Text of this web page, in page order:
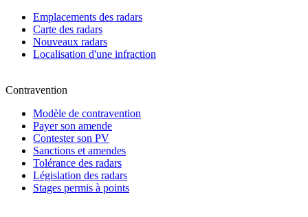
Emplacements des radars
Carte des radars
Nouveaux radars
Localisation d'une infraction
Contravention
Modèle de contravention
Payer son amende
Contester son PV
Sanctions et amendes
Tolérance des radars
Législation des radars
Stages permis à points